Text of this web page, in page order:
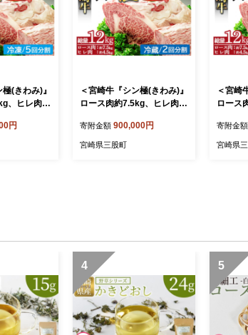
(きわみ)』
、ヒレ肉約
おすすめ
和牛 人
円
＜宮崎牛『シン極(きわみ)』
ロース肉約7.5kg、ヒレ肉約
産ブランド牛 牛肉 おすすめ
黒毛和牛 国産牛肉 和牛 人
寄附金額 900,000円
宮崎県三股町
＜宮崎
ロース
産ブラ
黒毛和
寄附金額
宮崎県
4 5